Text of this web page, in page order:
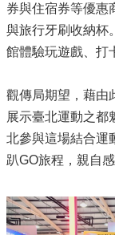
券與住宿券等優惠
與旅行牙刷收納杯
館體驗玩遊戲、打
觀傳局期望，藉由
展示臺北運動之都
北參與這場結合運
趴GO旅程，親自